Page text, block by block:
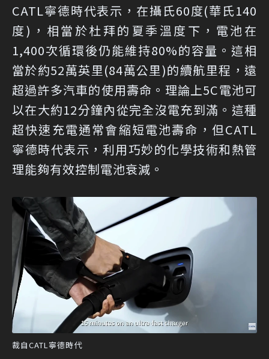
CATL寧德時代表示，在攝氏60度(華氏140
度)，相當於杜拜的夏季溫度下，電池在
1,400次循環後仍能維持80%的容量。這相
當於約52萬英里(84萬公里)的續航里程，遠
超過許多汽車的使用壽命。理論上5C電池可
以在大約12分鐘內從完全沒電充到滿。這種
超快速充電通常會縮短電池壽命，但CATL
寧德時代表示，利用巧妙的化學技術和熱管
理能夠有效控制電池衰減。
裁自CATL寧德時代